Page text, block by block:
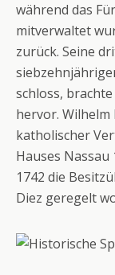
während das
mitverwaltet
zurück. Seine
schloss,
hervor.
katholischer
Hauses Nassau
1742 die
Diez geregelt